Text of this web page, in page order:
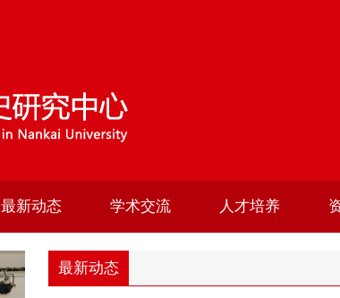
最新动态 学术交流 人才培养
最新动态